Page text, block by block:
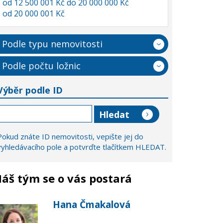
od 12 500 001 Kč do 20 000 000 Kč
od 20 000 001 Kč
Podle typu nemovitosti
Podle počtu ložnic
podle ID
znáte ID nemovitosti, vepište jej do
pole a potvrďte tlačítkem HLEDAT.
tým se o vás postará
Hana Čmakalová